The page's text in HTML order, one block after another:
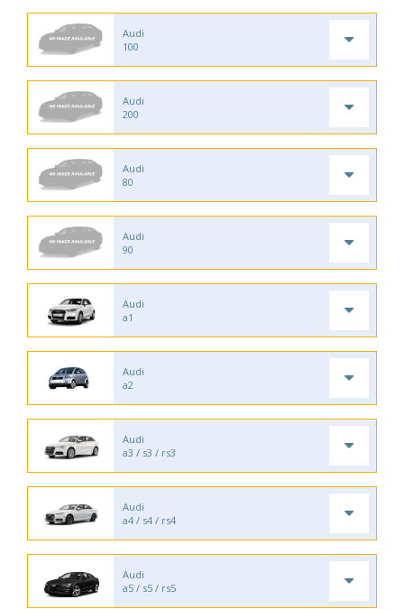
Audi
100
Audi
200
Audi
80
Audi
90
Audi
a1
Audi
a2
Audi
a3 / s3 / rs3
Audi
a4 / s4 / rs4
Audi
a5 / s5 / rs5